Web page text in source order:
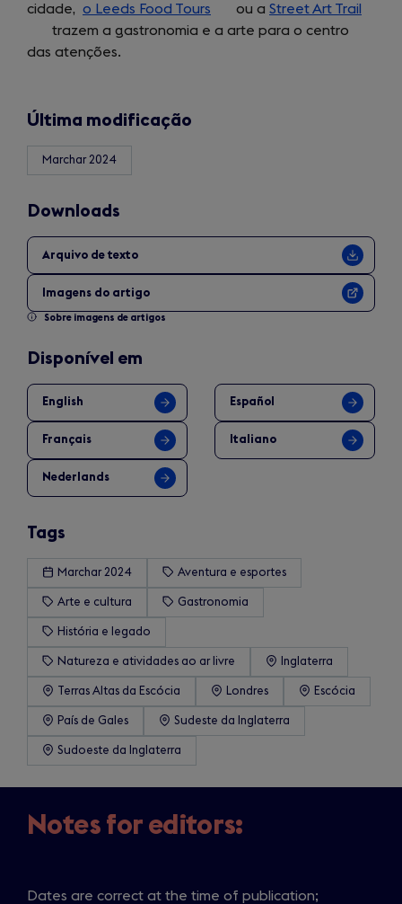
new
tab)
cidade, o Leeds Food Tours (opens
in
ou a Street Art Trail
trazem a gastronomia e a arte para o centro
das atenções.
Última modificação
Marchar 2024
Downloads
Arquivo de texto
Imagens do artigo
Sobre imagens de artigos
Disponível em
English Español
Français Italiano
Nederlands
Tags
Marchar 2024 Aventura e esportes
Arte e cultura Gastronomia
História e legado
Natureza e atividades ao ar livre Inglaterra
Terras Altas da Escócia Londres Escócia
País de Gales Sudeste da Inglaterra
Sudoeste da Inglaterra
Notes for editors:
Dates are correct at the time of publication;